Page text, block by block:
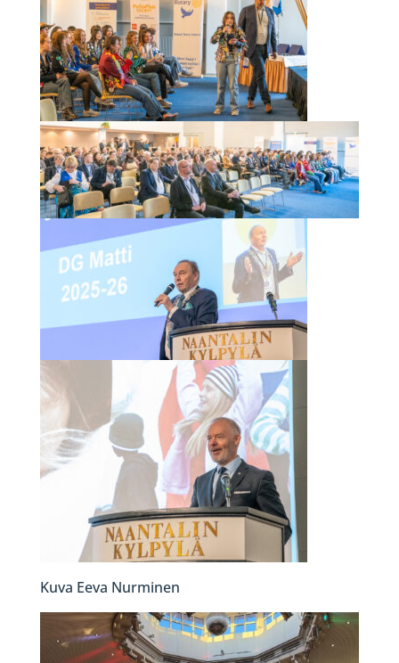
Kuva Eeva Nurminen